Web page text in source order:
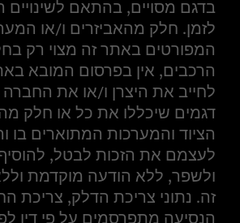
בדגם מסויים, בהתאם לשינויים
לזמן. חלק מהאביזרים ו/או
המפורטים באתר זה מצוי רק
הרכבים, אין בפרסום המובא
לחייב את היצרן ו/או את
דגמים שיכללו את כל או חלק
הציוד והמערכות המתוארים בו
לעצמם את הזכות לבטל,
ולשפר, ללא הודעה מוקדמת
זה. נתוני צריכת הדלק, צריכת
הנסיעה מתפרסמים על פי דין